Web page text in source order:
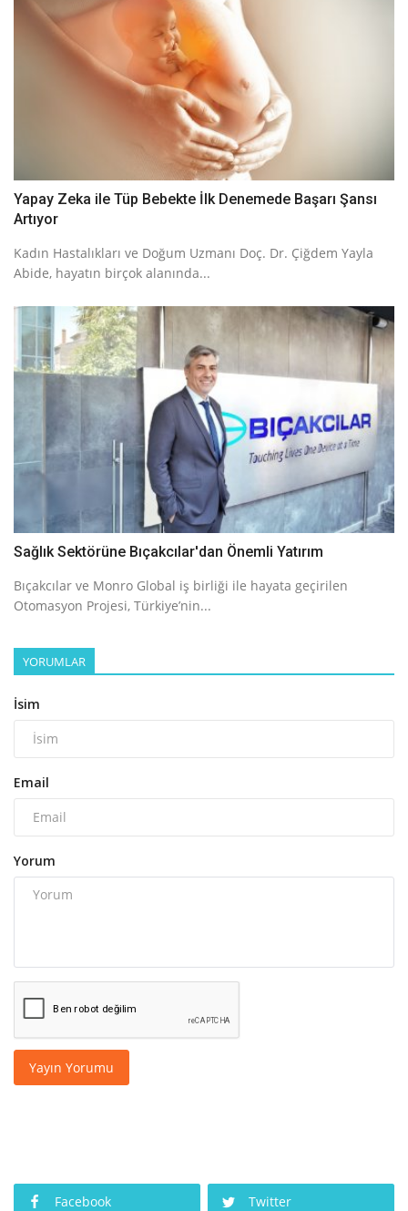
Yapay Zeka ile Tüp Bebekte İlk Denemede Başarı Şansı
Artıyor
Kadın Hastalıkları ve Doğum Uzmanı Doç. Dr. Çiğdem Yayla
Abide, hayatın birçok alanında...
Sağlık Sektörüne Bıçakcılar'dan Önemli Yatırım
Bıçakcılar ve Monro Global iş birliği ile hayata geçirilen
Otomasyon Projesi, Türkiye’nin...
YORUMLAR
İsim
Email
Yorum
Yayın Yorumu
Facebook Twitter